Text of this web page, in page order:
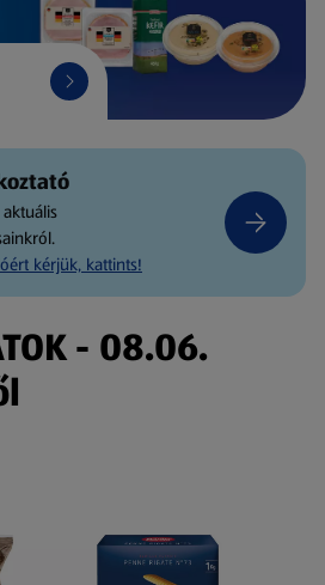
kérjük, kattints!
- 08.06.